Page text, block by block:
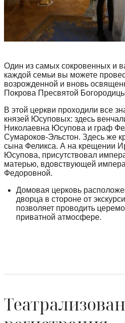
Один из самых сокровенных и
каждой семьи вы можете
возрожденной и вновь
Покрова Пресвятой
В этой церкви проходили все
князей Юсуповых: здесь
Николаевна Юсупова и граф
Сумароков-Эльстон. Здесь же
сына Феликса. А на крещении
Юсупова, присутствовал
матерью, вдовствующей
Федоровной.
Домовая церковь
дворца в стороне от
позволяет проводить
приватной атмосфере.